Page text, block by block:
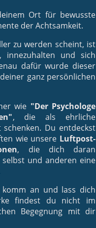
Ort für bewusste
der Achtsamkeit.
zu werden scheint, ist
innezuhalten und sich
dafür wurde dieser
ganz persönlichen
wie "Der Psychologe
, die als ehrliche
Du entdeckst
wie unsere Luftpost-
, die dich daran
und anderen eine
an und lass dich
findest du nicht im
Begegnung mit dir